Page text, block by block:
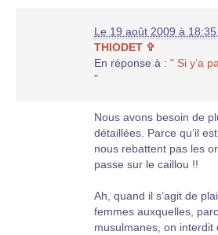
Le 19 août 2009 à 18:35,
THIODET ✞
En réponse à : " Si y’a
"
Nous avons besoin de
détaillées. Parce qu’il
nous rebattent pas les
passe sur le caillou !!
Ah, quand il s’agit de
femmes auxquelles,
musulmanes, on interdit